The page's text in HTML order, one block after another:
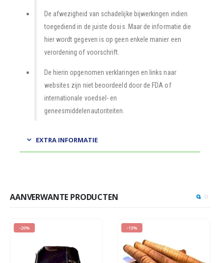
De afwezigheid van schadelijke bijwerkingen indien
toegediend in de juiste dosis. Maar de informatie die
hier wordt gegeven is op geen enkele manier een
verordening of voorschrift.
De hierin opgenomen verklaringen en links naar
websites zijn niet beoordeeld door de FDA of
internationale voedsel- en
geneesmiddelenautoriteiten.
EXTRA INFORMATIE
AANVERWANTE PRODUCTEN
-20% -13%